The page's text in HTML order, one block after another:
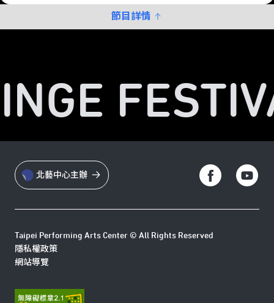
節目詳情
北藝中心主辦
Taipei Performing Arts Center © All Rights Reserved
隱私權政策
網站導覽